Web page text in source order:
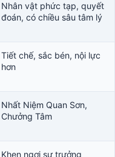
Nhân vật phức tạp, quyết
đoán, có chiều sâu tâm lý
Tiết chế, sắc bén, nội lực
hơn
Nhất Niệm Quan Sơn,
Chưởng Tâm
Khen ngợi sự trưởng